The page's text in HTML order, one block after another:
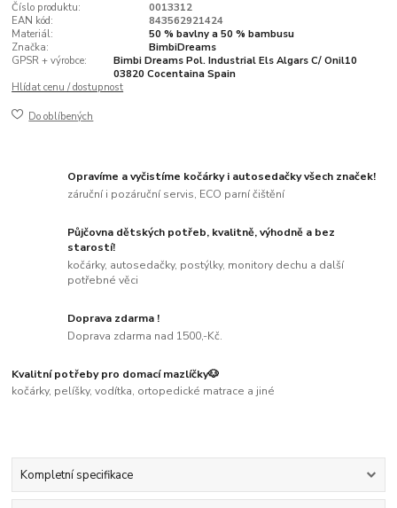
Číslo produktu:
0013312
EAN kód:
843562921424
Materiál:
50 % bavlny a 50 % bambusu
Značka:
BimbiDreams
GPSR + výrobce:
Bimbi Dreams Pol. Industrial Els Algars C/ Onil10
03820 Cocentaina Spain
Hlídat cenu / dostupnost
Do oblíbených
Opravíme a vyčistíme kočárky i autosedačky všech značek!
záruční i pozáruční servis, ECO parní čištění
Půjčovna dětských potřeb, kvalitně, výhodně a bez
starostí!
kočárky, autosedačky, postýlky, monitory dechu a další
potřebné věci
Doprava zdarma !
Doprava zdarma nad 1500,-Kč.
Kvalitní potřeby pro domací mazlíčky🐶
kočárky, pelíšky, vodítka, ortopedické matrace a jiné
Kompletní specifikace